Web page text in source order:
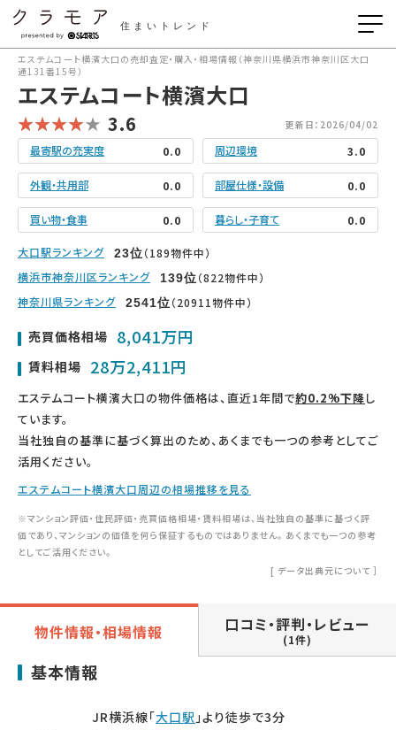
住まいトレンド
エステムコート横濱大口の売却査定・購入・相場情報（神奈川県横浜市神奈川区大口
通131番15号）
エステムコート横濱大口
3.6 更新日：2026/04/02
最寄駅の充実度 0.0 周辺環境 3.0
外観・共用部 0.0 部屋仕様・設備 0.0
買い物・食事 0.0 暮らし・子育て 0.0
大口駅ランキング 23位（189物件中）
横浜市神奈川区ランキング
139位（822物件中）
神奈川県ランキング
2541位（20911物件中）
売買価格相場 8,041万円
賃料相場 28万2,411円
エステムコート横濱大口の物件価格は、直近1年間で約0.2%下降し
ています。
当社独自の基準に基づく算出のため、あくまでも一つの参考としてご
活用ください。
エステムコート横濱大口周辺の相場推移を見る
※マンション評価・住民評価・売買価格相場・賃料相場は、当社独自の基準に基づく評
価であり、マンションの価値を何ら保証するものではありません。 あくまでも一つの参考
としてご活用ください。
[ データ出典元について ］
物件情報・相場情報 口コミ・評判・レビュー
(1件)
基本情報
JR横浜線「大口駅」より徒歩で3分